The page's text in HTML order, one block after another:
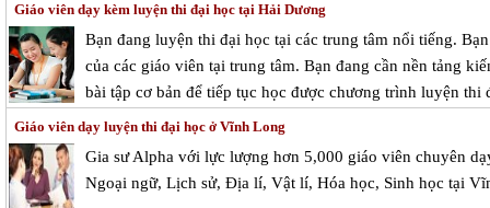
Giáo viên dạy kèm luyện thi đại học tại Hải Dương
Bạn đang luyện thi đại học tại các trung tâm nổi tiếng.
của các giáo viên tại trung tâm. Bạn đang cần nền tảng
bài tập cơ bản để tiếp tục học được chương trình luyện
Giáo viên dạy luyện thi đại học ở Vĩnh Long
Gia sư Alpha với lực lượng hơn 5,000 giáo viên chuyên
Ngoại ngữ, Lịch sử, Địa lí, Vật lí, Hóa học, Sinh học tại